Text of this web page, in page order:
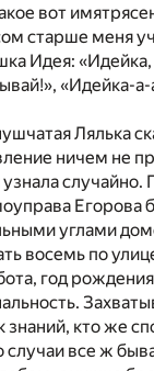
вот
старше меня
Идея:
«Идейка-а-
Лялька
ничем не
случайно.
Егорова
углами
восемь по
год
знаний, кто же
случаи все ж